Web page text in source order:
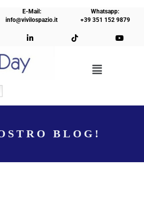
E-Mail:
info@vivilospazio.it
Whatsapp:
+39 351 152 9879
BLOG!